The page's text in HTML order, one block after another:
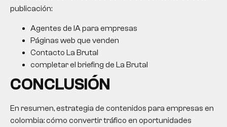
publicación:
Agentes de IA para empresas
Páginas web que venden
Contacto La Brutal
completar el briefing de La Brutal
CONCLUSIÓN
En resumen, estrategia de contenidos para empresas en
colombia: cómo convertir tráfico en oportunidades